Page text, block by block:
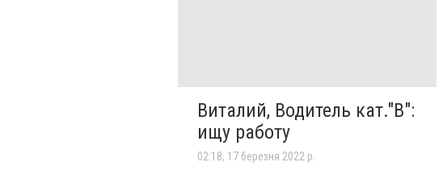
Виталий, Водитель кат."В":
ищу работу
02:18, 17 березня 2022 р.